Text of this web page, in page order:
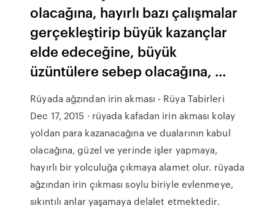
olacağına, hayırlı bazı çalışmalar
gerçekleştirip büyük kazançlar
elde edeceğine, büyük
üzüntülere sebep olacağına, …
Rüyada ağzından irin akması - Rüya Tabirleri
Dec 17, 2015 · rüyada kafadan irin akması kolay
yoldan para kazanacağına ve dualarının kabul
olacağına, güzel ve yerinde işler yapmaya,
hayırlı bir yolculuğa çıkmaya alamet olur. rüyada
ağzından irin çıkması soylu biriyle evlenmeye,
sıkıntılı anlar yaşamaya delalet etmektedir.